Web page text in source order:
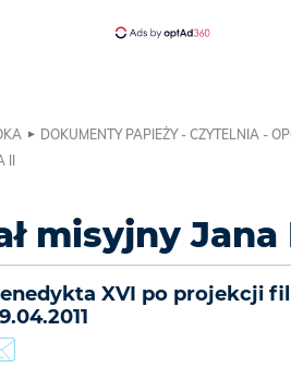
DOKUMENTY PAPIEŻY - CZYTELNIA -
misyjny Jana
XVI po projekcji